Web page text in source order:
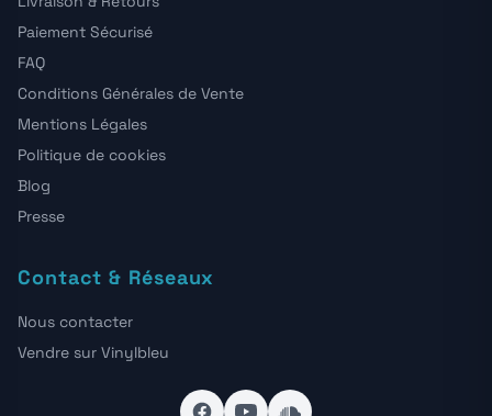
Paiement Sécurisé
FAQ
Conditions Générales de Vente
Mentions Légales
Politique de cookies
Blog
Presse
Contact & Réseaux
Nous contacter
Vendre sur Vinylbleu